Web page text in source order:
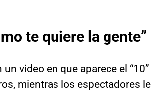
te quiere la gente”
video en que aparece el “10”
mientras los espectadores le